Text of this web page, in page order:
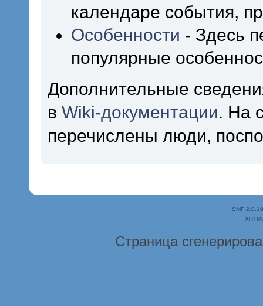
календаре события,
Особенности - Здесь
популярные
Дополнительные
вWiki-документации. На
перечислены люди,
SMF 2.0.19
Страница